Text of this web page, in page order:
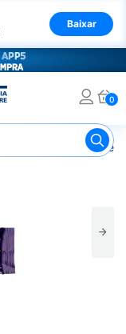
Baixar
0
Barra de